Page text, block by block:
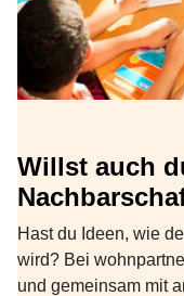
Willst auch
Hast du Ideen, wie
wird? Bei
und gemeinsam mit